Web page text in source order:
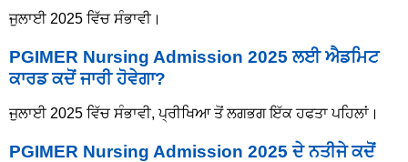
ਜੁਲਾਈ 2025 ਵਿੱਚ ਸੰਭਾਵੀ।
PGIMER Nursing Admission 2025 ਲਈ ਐਡਮਿਟ
ਕਾਰਡ ਕਦੋਂ ਜਾਰੀ ਹੋਵੇਗਾ?
ਜੁਲਾਈ 2025 ਵਿੱਚ ਸੰਭਾਵੀ, ਪ੍ਰੀਖਿਆ ਤੋਂ ਲਗਭਗ ਇੱਕ ਹਫਤਾ ਪਹਿਲਾਂ।
PGIMER Nursing Admission 2025 ਦੇ ਨਤੀਜੇ ਕਦੋਂ